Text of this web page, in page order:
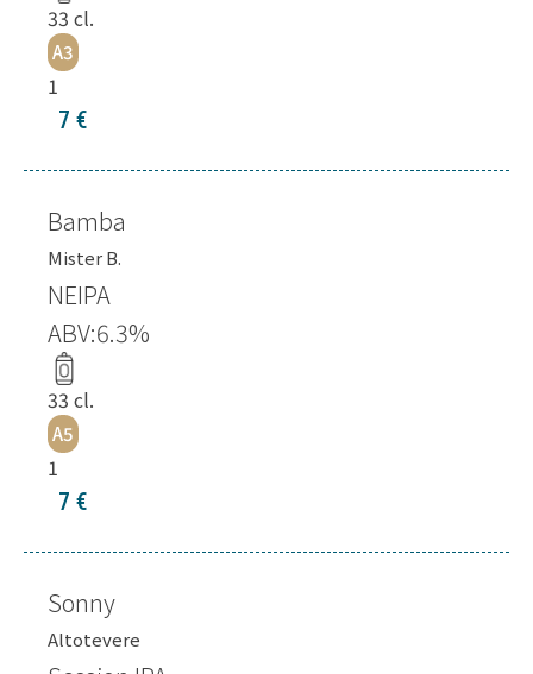
33 cl.
A3
1
7 €
Bamba
Mister B.
NEIPA
ABV:6.3%
33 cl.
A5
1
7 €
Sonny
Altotevere